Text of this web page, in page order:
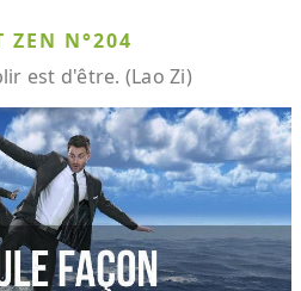
ZEN N°204
est d'être. (Lao Zi)